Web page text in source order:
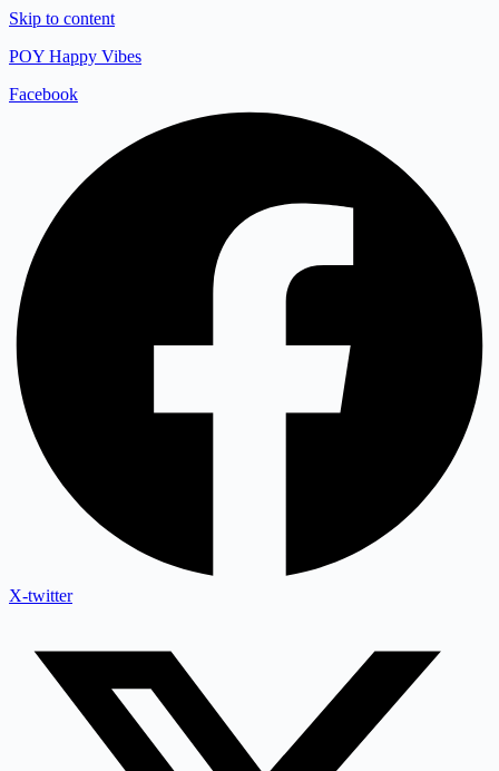
Skip to content
POY Happy Vibes
Facebook
X-twitter